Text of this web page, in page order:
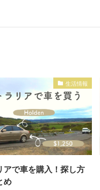
生活情報
アで車を購入！探し方
め